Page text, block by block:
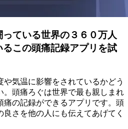
ている世界の３６０万人
るこの頭痛記録アプリを試
気温に影響をされているかどう
。頭痛ろぐは世界で最も親しまれ
痛の記録ができるアプリです。頭
さを他の人にも伝えてあげてく